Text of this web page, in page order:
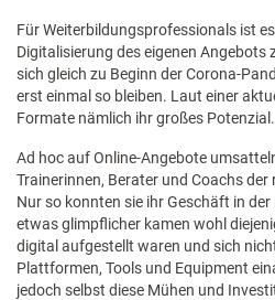
Für Weiterbildungsprofessionals ist
Digitalisierung des eigenen Angebots
sich gleich zu Beginn der Corona-
erst einmal so bleiben. Laut einer
Formate nämlich ihr großes Potenzial.
Ad hoc auf Online-Angebote
Trainerinnen, Berater und Coachs
Nur so konnten sie ihr Geschäft in
etwas glimpflicher kamen wohl
digital aufgestellt waren und sich
Plattformen, Tools und Equipment
jedoch selbst diese Mühen und